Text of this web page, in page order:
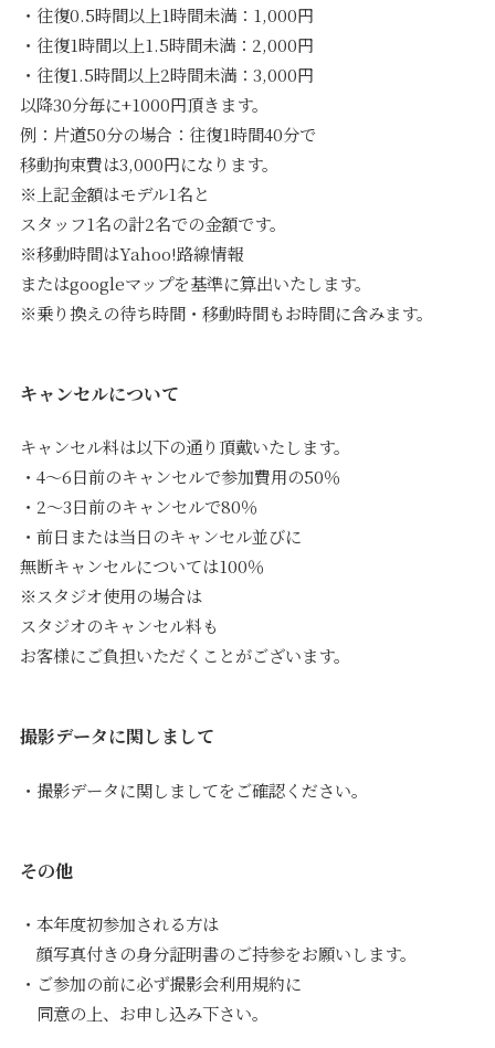
・往復0.5時間以上1時間未満：1,000円
・往復1時間以上1.5時間未満：2,000円
・往復1.5時間以上2時間未満：3,000円
以降30分毎に+1000円頂きます。
例：片道50分の場合：往復1時間40分で
移動拘束費は3,000円になります。
※上記金額はモデル1名と
スタッフ1名の計2名での金額です。
※移動時間はYahoo!路線情報
またはgoogleマップを基準に算出いたします。
※乗り換えの待ち時間・移動時間もお時間に含みます。
キャンセルについて
キャンセル料は以下の通り頂戴いたします。
・4〜6日前のキャンセルで参加費用の50％
・2〜3日前のキャンセルで80％
・前日または当日のキャンセル並びに
無断キャンセルについては100％
※スタジオ使用の場合は
スタジオのキャンセル料も
お客様にご負担いただくことがございます。
撮影データに関しまして
・撮影データに関しましてをご確認ください。
その他
・本年度初参加される方は
顔写真付きの身分証明書のご持参をお願いします。
・ご参加の前に必ず撮影会利用規約に
同意の上、お申し込み下さい。